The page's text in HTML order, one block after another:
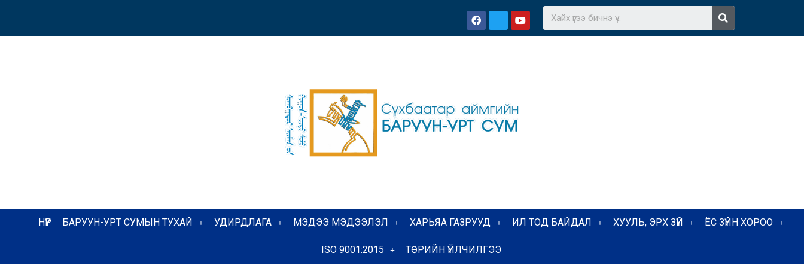
НҮҮР БАРУУН-УРТ СУМЫН ТУХАЙ УДИРДЛАГА МЭДЭЭ МЭДЭЭЛЭЛ ХАРЬЯА ГАЗРУУД ИЛ ТОД БАЙДАЛ ХУУЛЬ, ЭРХ ЗҮЙ ЁС ЗҮЙН ХОРОО
ISO 9001:2015 ТӨРИЙН ҮЙЛЧИЛГЭЭ